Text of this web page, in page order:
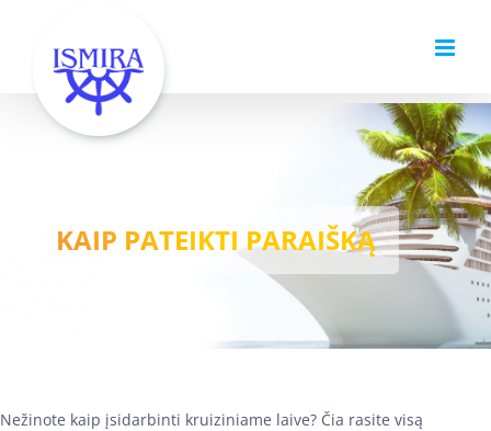
content
KAIP PATEIKTI PARAIŠKĄ
Nežinote kaip įsidarbinti kruiziniame laive? Čia rasite visą